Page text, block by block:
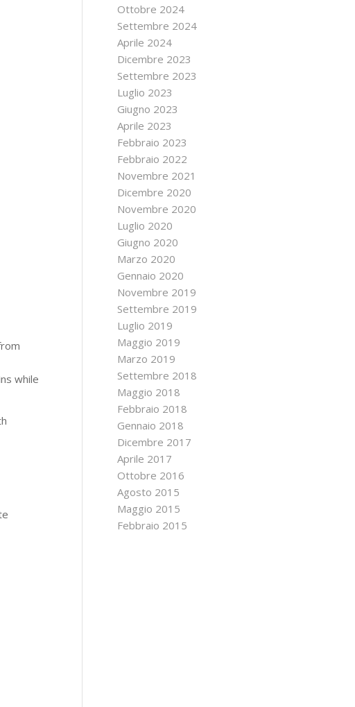
while
Ottobre 2024
Settembre 2024
Aprile 2024
Dicembre 2023
Settembre 2023
Luglio 2023
Giugno 2023
Aprile 2023
Febbraio 2023
Febbraio 2022
Novembre 2021
Dicembre 2020
Novembre 2020
Luglio 2020
Giugno 2020
Marzo 2020
Gennaio 2020
Novembre 2019
Settembre 2019
Luglio 2019
Maggio 2019
Marzo 2019
Settembre 2018
Maggio 2018
Febbraio 2018
Gennaio 2018
Dicembre 2017
Aprile 2017
Ottobre 2016
Agosto 2015
Maggio 2015
Febbraio 2015